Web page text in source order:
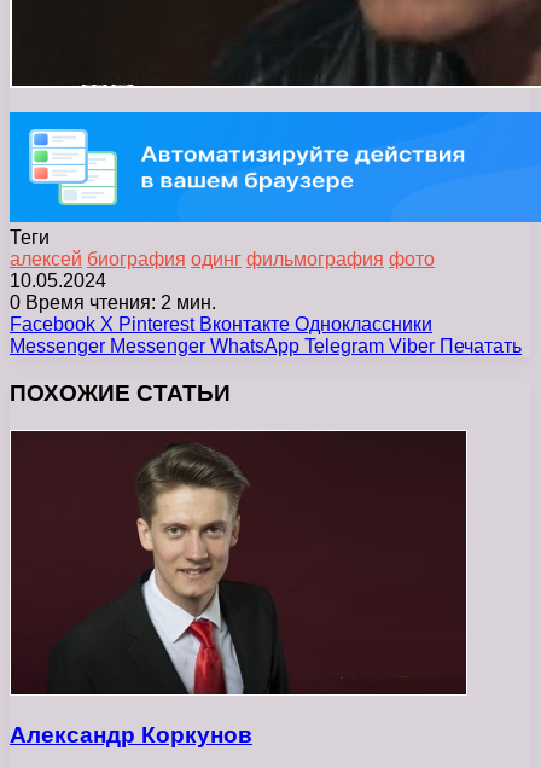
Теги
алексей биография одинг фильмография фото
10.05.2024
0 Время чтения: 2 мин.
Facebook X Pinterest Вконтакте Одноклассники
Messenger Messenger WhatsApp Telegram Viber Печатать
ПОХОЖИЕ СТАТЬИ
Александр Коркунов